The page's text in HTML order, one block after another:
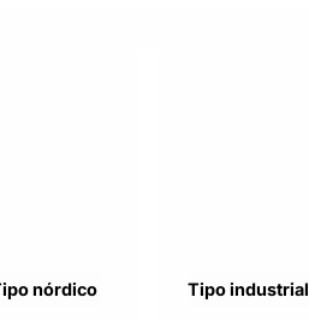
nórdico Tipo industrial